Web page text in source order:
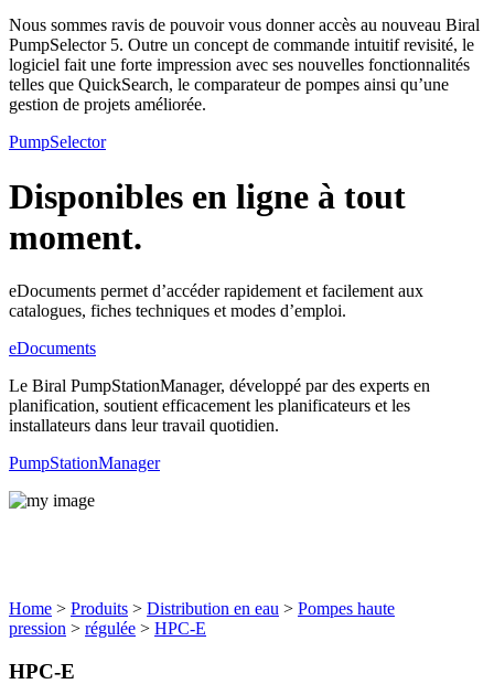
Nous sommes ravis de pouvoir vous donner accès au nouveau Biral
PumpSelector 5. Outre un concept de commande intuitif revisité, le
logiciel fait une forte impression avec ses nouvelles fonctionnalités
telles que QuickSearch, le comparateur de pompes ainsi qu’une
gestion de projets améliorée.
PumpSelector
Disponibles en ligne à tout
moment.
eDocuments permet d’accéder rapidement et facilement aux
catalogues, fiches techniques et modes d’emploi.
eDocuments
Le Biral PumpStationManager, développé par des experts en
planification, soutient efficacement les planificateurs et les
installateurs dans leur travail quotidien.
PumpStationManager
Home > Produits > Distribution en eau > Pompes haute
pression > régulée > HPC-E
HPC-E